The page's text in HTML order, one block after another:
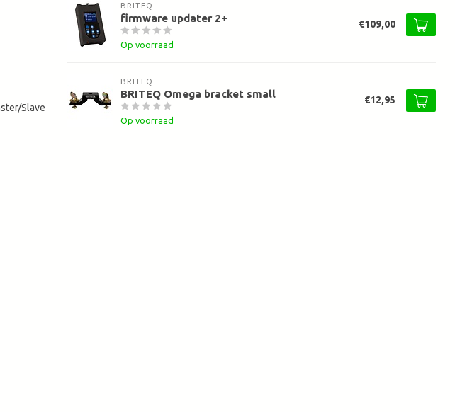
Slave
BRITEQ
firmware updater 2+
Op voorraad
€109,00
BRITEQ
BRITEQ Omega bracket small
Op voorraad
€12,95